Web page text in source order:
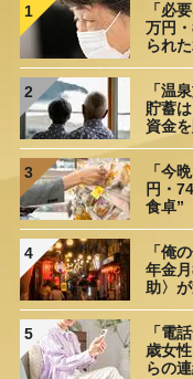
1
「必
万円
られ
2
「温
貯蓄
資金
3
「今
円・
食卓”
4
「俺
年金
助〉
5
「電
歳女
らの